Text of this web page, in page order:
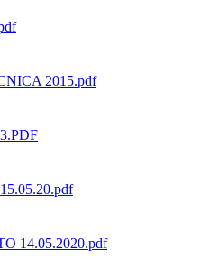
2015.pdf
14.05.2020.pdf